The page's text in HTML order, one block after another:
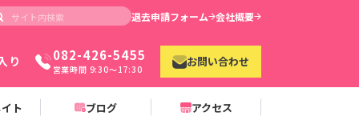
退去申請フォーム 会社概要
り 082-426-5455
営業時間 9:30〜17:30
お問い合わせ
ト ブログ アクセス